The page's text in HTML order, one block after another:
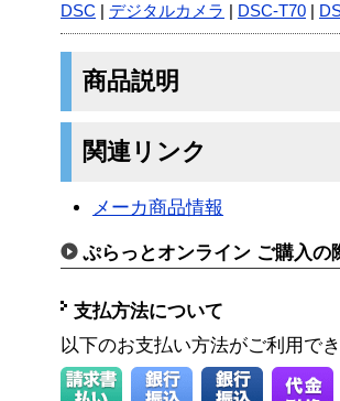
DSC デジタルカメラ DSC-T70
商品説明
関連リンク
メーカ商品情報
ぷらっとオンライン ご購入の
支払方法について
以下のお支払い方法がご利用で